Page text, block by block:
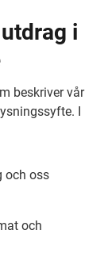
i
beskriver vår
I
och oss
och